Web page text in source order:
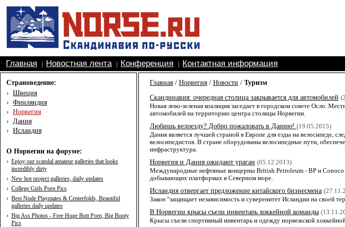
Главная Новостная лента| Конференция Контактная информация
Страноведение:
› Швеция
› Финляндия
› Норвегия
› Дания
› Исландия
О Норвегии на форуме:
› Enjoy our scandal amateur galleries that looks
incredibly dirty
› New hot project galleries, daily updates
› College Girls Porn Pics
› Best Nude Playmates & Centerfolds, Beautiful
galleries daily updates
› Big Ass Photos - Free Huge Butt Porn, Big Booty
Pics
Главная / Норвегия / Новости / Туризм
Скандинавия: очередная столица закрывается для автомобилей
Новая лево-зеленая коалиция заседает в городском совете Осло.
автомобилей на территорию центра столицы Норвегии.
Любишь велоезду? Добро пожаловать в Данию! (19.05.2015)
Дания является лучшей страной в Европе для езды на велосипеде,
велосипедистов. В стране оборудованы велосипедные пути,
инфраструктура.
Норвегия и Дания ожидают ураган (05.12.2013)
Международные нефтяные концерны British Petroleum - BP и
добывающих платформах в Северном море.
Исландия отвергает предложение китайского бизнесмена
Закон "защищает независимость и суверенитет Исландии на своей
В Норвегии крысы съели инвентарь хоккейной команды
Крысы съели спортивный инвентарь и одежду норвежской